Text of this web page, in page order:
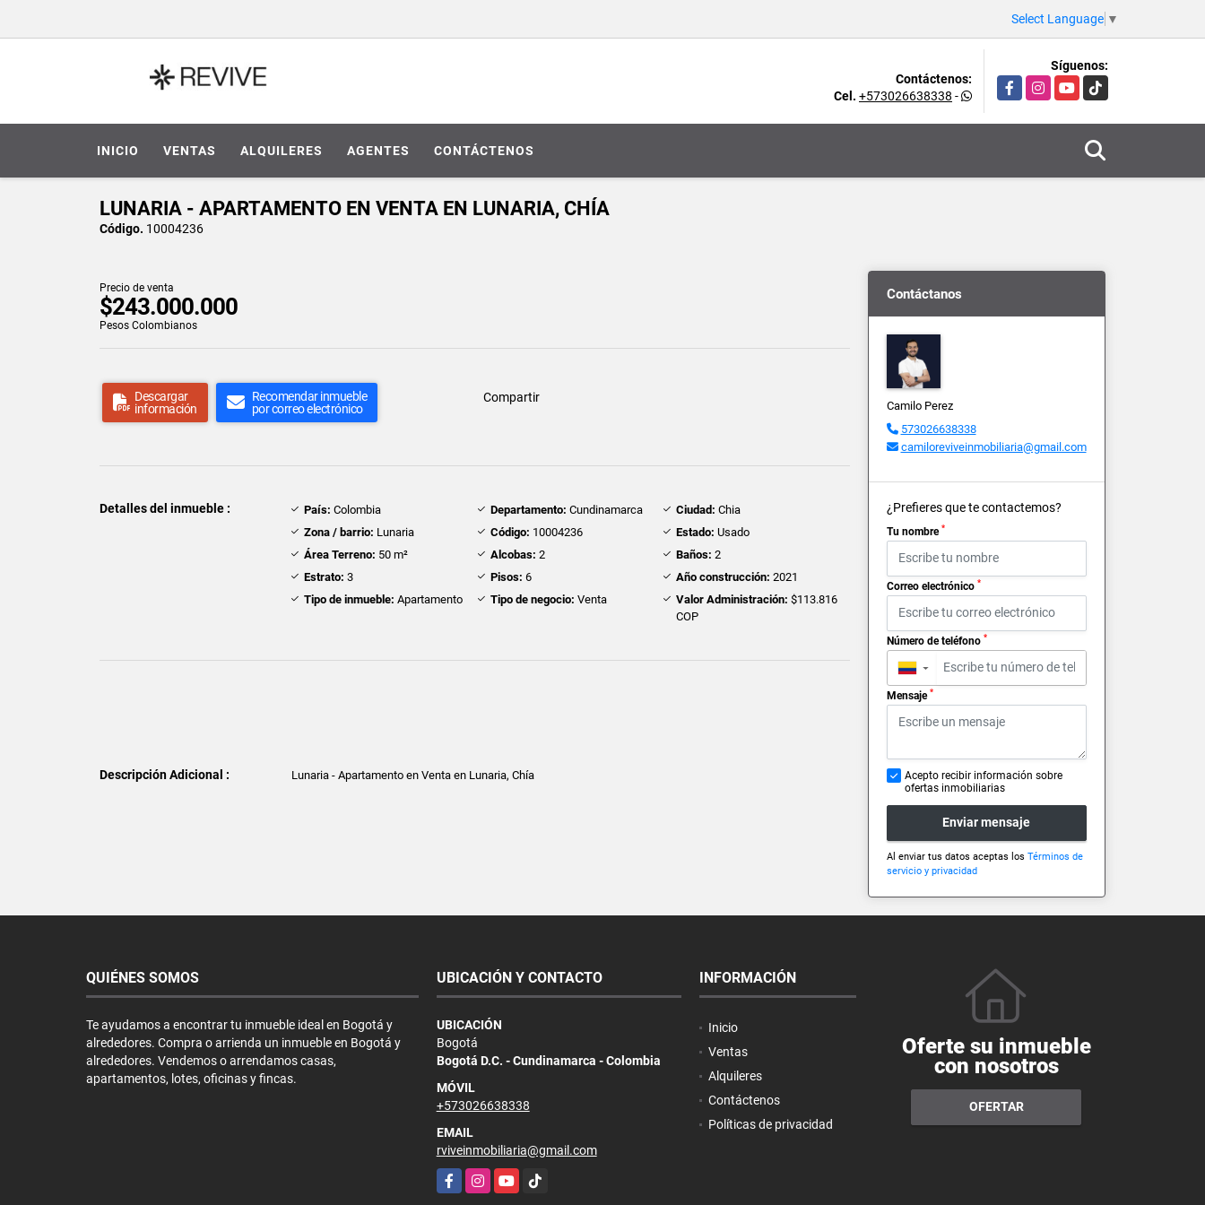
Select Language ▼
Contáctenos:
Cel. +573026638338 -
Síguenos:
FacebookInstagramYouTubeTikTok
INICIO VENTAS ALQUILERES AGENTES CONTÁCTENOS
LUNARIA - APARTAMENTO EN VENTA EN LUNARIA, CHÍA
Código. 10004236
Precio de venta
$243.000.000
Pesos Colombianos
Descargar
información
Recomendar inmueble
por correo electrónico
Compartir
Detalles del inmueble : País: Colombia Departamento: Cundinamarca Ciudad: Chia
Zona / barrio: Lunaria Código: 10004236 Estado: Usado
Área Terreno: 50 m² Alcobas: 2 Baños: 2
Estrato: 3 Pisos: 6 Año construcción: 2021
Tipo de inmueble: Apartamento Tipo de negocio: Venta Valor Administración: $113.816
COP
Descripción Adicional : Lunaria - Apartamento en Venta en Lunaria, Chía
Contáctanos
Camilo Perez
573026638338
camiloreviveinmobiliaria@gmail.com
¿Prefieres que te contactemos?
Tu nombre *
Correo electrónico *
Número de teléfono *
▼
Mensaje *
Acepto recibir información sobre
ofertas inmobiliarias
Enviar mensaje
Al enviar tus datos aceptas los Términos de
servicio y privacidad
QUIÉNES SOMOS
Te ayudamos a encontrar tu inmueble ideal en Bogotá y
alrededores. Compra o arrienda un inmueble en Bogotá y
alrededores. Vendemos o arrendamos casas,
apartamentos, lotes, oficinas y fincas.
UBICACIÓN Y CONTACTO
UBICACIÓN
Bogotá
Bogotá D.C. - Cundinamarca - Colombia
MÓVIL
+573026638338
EMAIL
rviveinmobiliaria@gmail.com
FacebookInstagramYouTubeTikTok
INFORMACIÓN
Inicio
Ventas
Alquileres
Contáctenos
Políticas de privacidad
Oferte su inmueble
con nosotros
OFERTAR